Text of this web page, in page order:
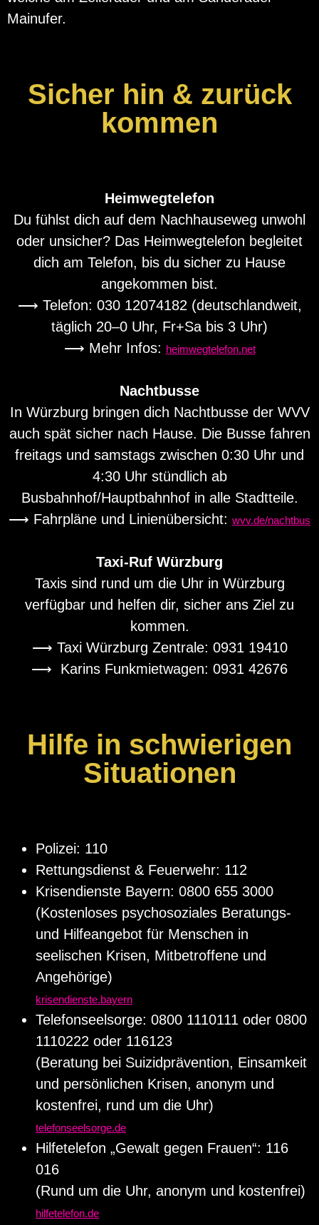
Mainufer.
Sicher hin & zurück
kommen
Heimwegtelefon
Du fühlst dich auf dem Nachhauseweg unwohl
oder unsicher? Das Heimwegtelefon begleitet
dich am Telefon, bis du sicher zu Hause
angekommen bist.
⟶ Telefon: 030 12074182 (deutschlandweit,
täglich 20–0 Uhr, Fr+Sa bis 3 Uhr)
⟶ Mehr Infos: heimwegtelefon.net
Nachtbusse
In Würzburg bringen dich Nachtbusse der WVV
auch spät sicher nach Hause. Die Busse fahren
freitags und samstags zwischen 0:30 Uhr und
4:30 Uhr stündlich ab
Busbahnhof/Hauptbahnhof in alle Stadtteile.
⟶ Fahrpläne und Linienübersicht: wvv.de/nachtbus
Taxi-Ruf Würzburg
Taxis sind rund um die Uhr in Würzburg
verfügbar und helfen dir, sicher ans Ziel zu
kommen.
⟶ Taxi Würzburg Zentrale: 0931 19410
⟶ Karins Funkmietwagen: 0931 42676
Hilfe in schwierigen
Situationen
Polizei: 110
Rettungsdienst & Feuerwehr: 112
Krisendienste Bayern: 0800 655 3000
(Kostenloses psychosoziales Beratungs-
und Hilfeangebot für Menschen in
seelischen Krisen, Mitbetroffene und
Angehörige)
krisendienste.bayern
Telefonseelsorge: 0800 1110111 oder 0800
1110222 oder 116123
(Beratung bei Suizidprävention, Einsamkeit
und persönlichen Krisen, anonym und
kostenfrei, rund um die Uhr)
telefonseelsorge.de
Hilfetelefon „Gewalt gegen Frauen“: 116
016
(Rund um die Uhr, anonym und kostenfrei)
hilfetelefon.de